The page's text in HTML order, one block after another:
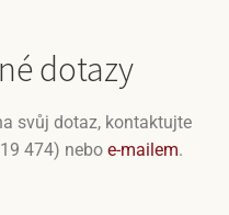
dotazy
svůj dotaz, kontaktujte
474) nebo e-mailem.